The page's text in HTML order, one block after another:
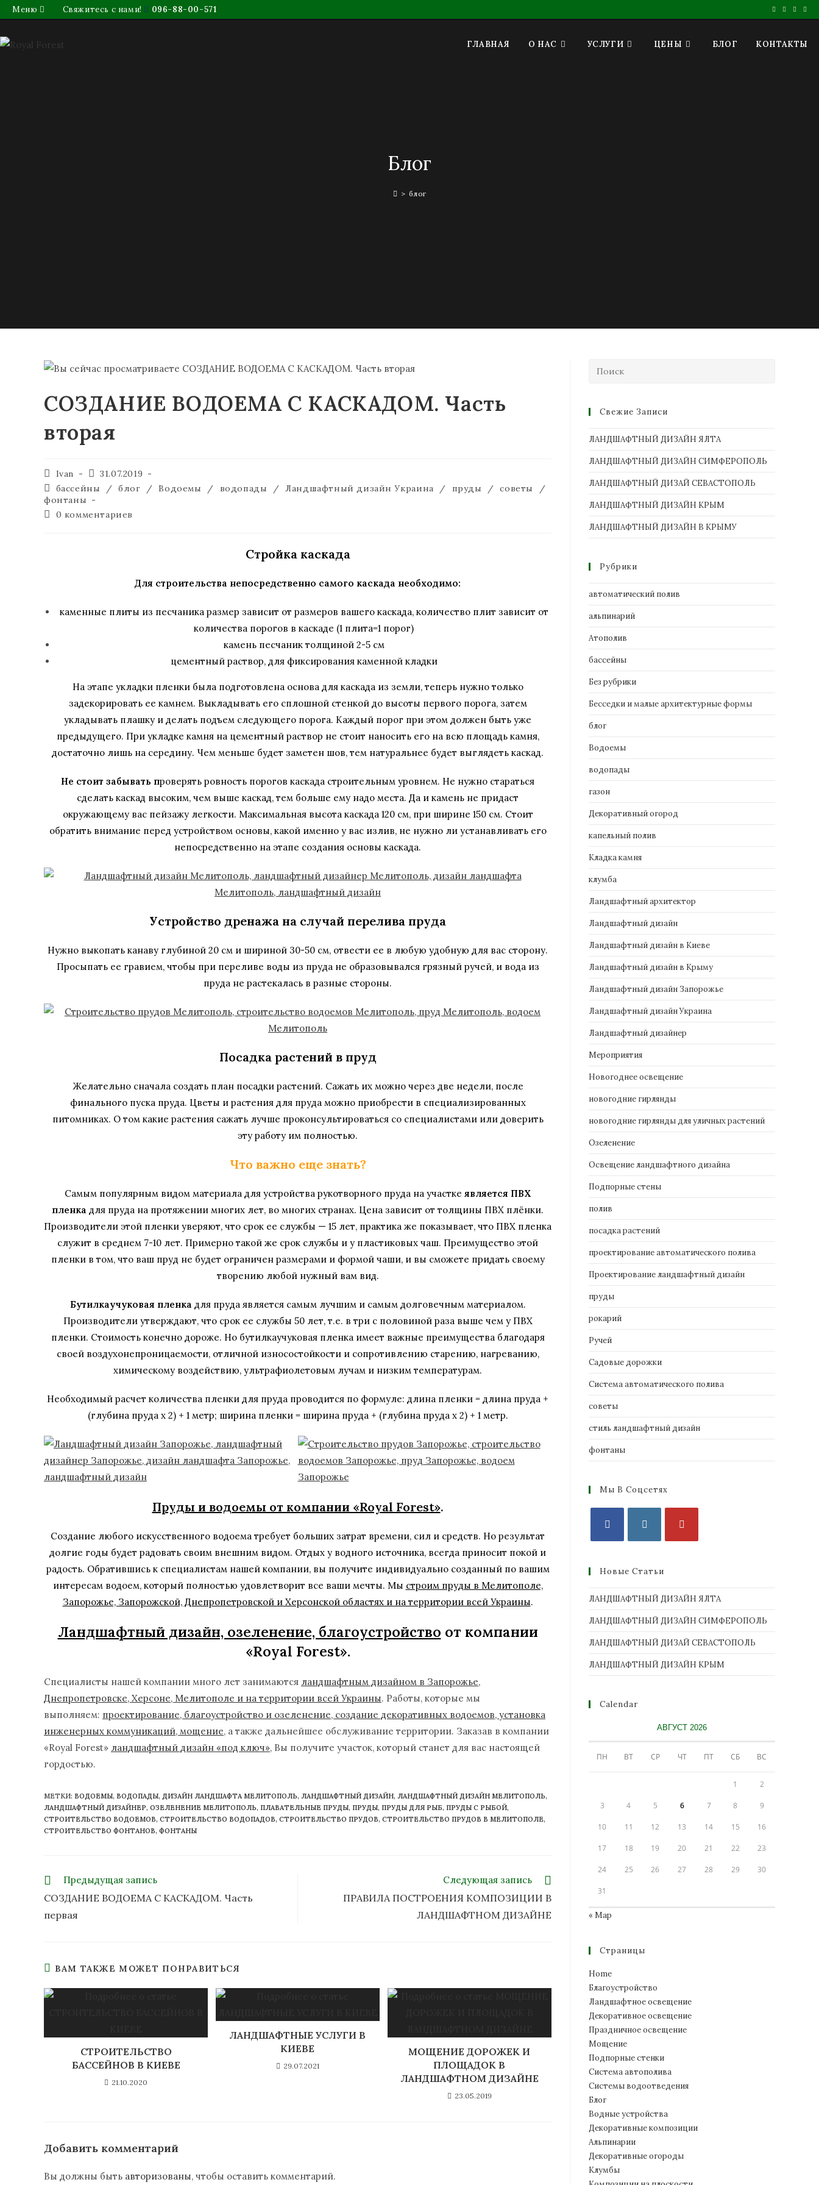
Меню Свяжитесь с нами! 096-88-00-571
ГЛАВНАЯ О НАС УСЛУГИ ЦЕНЫ БЛОГ КОНТАКТЫ
Блог
> блог
СОЗДАНИЕ ВОДОЕМА С КАСКАДОМ. Часть
вторая
Ivan
31.07.2019
бассейны
/ блог / Водоемы / водопады / Ландшафтный дизайн Украина / пруды / советы
/
фонтаны
0 комментариев
Стройка каскада
Для строительства непосредственно самого каскада необходимо:
каменные плиты из песчаника размер зависит от размеров вашего каскада, количество плит зависит от
количества порогов в каскаде (1 плита=1 порог)
камень песчаник толщиной 2-5 см
цементный раствор, для фиксирования каменной кладки
На этапе укладки пленки была подготовлена основа для каскада из земли, теперь нужно только
задекорировать ее камнем. Выкладывать его сплошной стенкой до высоты первого порога, затем
укладывать плашку и делать подъем следующего порога. Каждый порог при этом должен быть уже
предыдущего. При укладке камня на цементный раствор не стоит наносить его на всю площадь камня,
достаточно лишь на середину. Чем меньше будет заметен шов, тем натуральнее будет выглядеть каскад.
Не стоит забывать проверять ровность порогов каскада строительным уровнем. Не нужно стараться
сделать каскад высоким, чем выше каскад, тем больше ему надо места. Да и камень не придаст
окружающему вас пейзажу легкости. Максимальная высота каскада 120 см, при ширине 150 см. Стоит
обратить внимание перед устройством основы, какой именно у вас излив, не нужно ли устанавливать его
непосредственно на этапе создания основы каскада.
Устройство дренажа на случай перелива пруда
Нужно выкопать канаву глубиной 20 см и шириной 30-50 см, отвести ее в любую удобную для вас сторону.
Просыпать ее гравием, чтобы при переливе воды из пруда не образовывался грязный ручей, и вода из
пруда не растекалась в разные стороны.
Посадка растений в пруд
Желательно сначала создать план посадки растений. Сажать их можно через две недели, после
финального пуска пруда. Цветы и растения для пруда можно приобрести в специализированных
питомниках. О том какие растения сажать лучше проконсультироваться со специалистами или доверить
эту работу им полностью.
Что важно еще знать?
Самым популярным видом материала для устройства рукотворного пруда на участке является ПВХ
пленка для пруда на протяжении многих лет, во многих странах. Цена зависит от толщины ПВХ плёнки.
Производители этой пленки уверяют, что срок ее службы — 15 лет, практика же показывает, что ПВХ пленка
служит в среднем 7-10 лет. Примерно такой же срок службы и у пластиковых чаш. Преимущество этой
пленки в том, что ваш пруд не будет ограничен размерами и формой чаши, и вы сможете придать своему
творению любой нужный вам вид.
Бутилкаучуковая пленка для пруда является самым лучшим и самым долговечным материалом.
Производители утверждают, что срок ее службы 50 лет, т.е. в три с половиной раза выше чем у ПВХ
пленки. Стоимость конечно дороже. Но бутилкаучуковая пленка имеет важные преимущества благодаря
своей воздухонепроницаемости, отличной износостойкости и сопротивлению старению, нагреванию,
химическому воздействию, ультрафиолетовым лучам и низким температурам.
Необходимый расчет количества пленки для пруда проводится по формуле: длина пленки = длина пруда +
(глубина пруда х 2) + 1 метр; ширина пленки = ширина пруда + (глубина пруда х 2) + 1 метр.
Пруды и водоемы от компании «Royal Forest».
Создание любого искусственного водоема требует больших затрат времени, сил и средств. Но результат
долгие годы будет радовать своим внешним видом. Отдых у водного источника, всегда приносит покой и
радость. Обратившись к специалистам нашей компании, вы получите индивидуально созданный по вашим
интересам водоем, который полностью удовлетворит все ваши мечты. Мы строим пруды в Мелитополе,
Запорожье, Запорожской, Днепропетровской и Херсонской областях и на территории всей Украины.
Ландшафтный дизайн, озеленение, благоустройство от компании
«Royal Forest».
Специалисты нашей компании много лет занимаются ландшафтным дизайном в Запорожье,
Днепропетровске, Херсоне, Мелитополе и на территории всей Украины. Работы, которые мы
выполняем: проектирование, благоустройство и озеленение, создание декоративных водоемов, установка
инженерных коммуникаций, мощение, а также дальнейшее обслуживание территории. Заказав в компании
«Royal Forest» ландшафтный дизайн «под ключ», Вы получите участок, который станет для вас настоящей
гордостью.
МЕТКИ: ВОДОЕМЫ, ВОДОПАДЫ, ДИЗАЙН ЛАНДШАФТА МЕЛИТОПОЛЬ, ЛАНДШАФТНЫЙ ДИЗАЙН, ЛАНДШАФТНЫЙ ДИЗАЙН МЕЛИТОПОЛЬ,
ЛАНДШАФТНЫЙ ДИЗАЙНЕР, ОЗЕЛЕНЕНИЕ МЕЛИТОПОЛЬ, ПЛАВАТЕЛЬНЫЕ ПРУДЫ, ПРУДЫ, ПРУДЫ ДЛЯ РЫБ, ПРУДЫ С РЫБОЙ,
СТРОИТЕЛЬСТВО ВОДОЕМОВ, СТРОИТЕЛЬСТВО ВОДОПАДОВ, СТРОИТЕЛЬСТВО ПРУДОВ, СТРОИТЕЛЬСТВО ПРУДОВ В МЕЛИТОПОЛЕ,
СТРОИТЕЛЬСТВО ФОНТАНОВ, ФОНТАНЫ
Предыдущая запись
СОЗДАНИЕ ВОДОЕМА С КАСКАДОМ. Часть
первая
Следующая запись
ПРАВИЛА ПОСТРОЕНИЯ КОМПОЗИЦИИ В
ЛАНДШАФТНОМ ДИЗАЙНЕ
ВАМ ТАКЖЕ МОЖЕТ ПОНРАВИТЬСЯ
СТРОИТЕЛЬСТВО
БАССЕЙНОВ В КИЕВЕ
21.10.2020
ЛАНДШАФТНЫЕ УСЛУГИ В
КИЕВЕ
29.07.2021
МОЩЕНИЕ ДОРОЖЕК И
ПЛОЩАДОК В
ЛАНДШАФТНОМ ДИЗАЙНЕ
23.05.2019
Добавить комментарий
Вы должны быть авторизованы, чтобы оставить комментарий.
Свежие Записи
ЛАНДШАФТНЫЙ ДИЗАЙН ЯЛТА
ЛАНДШАФТНЫЙ ДИЗАЙН СИМФЕРОПОЛЬ
ЛАНДШАФТНЫЙ ДИЗАЙ СЕВАСТОПОЛЬ
ЛАНДШАФТНЫЙ ДИЗАЙН КРЫМ
ЛАНДШАФТНЫЙ ДИЗАЙН В КРЫМУ
Рубрики
автоматический полив
альпинарий
Атополив
бассейны
Без рубрики
Бесседки и малые архитектурные формы
блог
Водоемы
водопады
газон
Декоративный огород
капельный полив
Кладка камня
клумба
Ландшафтный архитектор
Ландшафтный дизайн
Ландшафтный дизайн в Киеве
Ландшафтный дизайн в Крыму
Ландшафтный дизайн Запорожье
Ландшафтный дизайн Украина
Ландшафтный дизайнер
Мероприятия
Новогоднее освещение
новогодние гирлянды
новогодние гирлянды для уличных растений
Озеленение
Освещение ландшафтного дизайна
Подпорные стены
полив
посадка растений
проектирование автоматического полива
Проектирование ландшафтный дизайн
пруды
рокарий
Ручей
Садовые дорожки
Система автоматического полива
советы
стиль ландшафтный дизайн
фонтаны
Мы В Соцсетях
Новые Статьи
ЛАНДШАФТНЫЙ ДИЗАЙН ЯЛТА
ЛАНДШАФТНЫЙ ДИЗАЙН СИМФЕРОПОЛЬ
ЛАНДШАФТНЫЙ ДИЗАЙ СЕВАСТОПОЛЬ
ЛАНДШАФТНЫЙ ДИЗАЙН КРЫМ
Calendar
АВГУСТ 2026
ПН ВТ СР ЧТ ПТ СБ ВС
1 2
3 4 5 6 7 8 9
10 11 12 13 14 15 16
17 18 19 20 21 22 23
24 25 26 27 28 29 30
31
« Мар
Страницы
Home
Благоустройство
Ландшафтное освещение
Декоративное освещение
Праздничное освещение
Мощение
Подпорные стенки
Система автополива
Системы водоотведения
Блог
Водные устройства
Декоративные композиции
Альпинарии
Декоративные огороды
Клумбы